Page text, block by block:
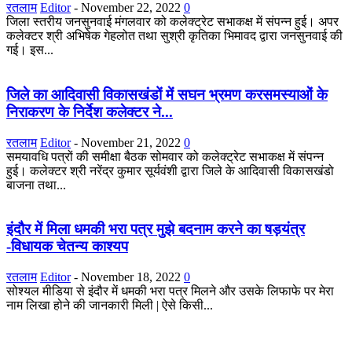
रतलाम Editor - November 22, 2022 0
जिला स्तरीय जनसुनवाई मंगलवार को कलेक्ट्रेट सभाकक्ष में संपन्न हुई। अपर
कलेक्टर श्री अभिषेक गेहलोत तथा सुश्री कृतिका भिमावद द्वारा जनसुनवाई की
गई। इस...
जिले का आदिवासी विकासखंडों में सघन भ्रमण करसमस्याओं के
निराकरण के निर्देश कलेक्टर ने...
रतलाम Editor - November 21, 2022 0
समयावधि पत्रों की समीक्षा बैठक सोमवार को कलेक्ट्रेट सभाकक्ष में संपन्न
हुई। कलेक्टर श्री नरेंद्र कुमार सूर्यवंशी द्वारा जिले के आदिवासी विकासखंडो
बाजना तथा...
इंदौर में मिला धमकी भरा पत्र मुझे बदनाम करने का षड़यंत्र
-विधायक चेतन्य काश्यप
रतलाम Editor - November 18, 2022 0
सोश्यल मीडिया से इंदौर में धमकी भरा पत्र मिलने और उसके लिफाफे पर मेरा
नाम लिखा होने की जानकारी मिली | ऐसे किसी...